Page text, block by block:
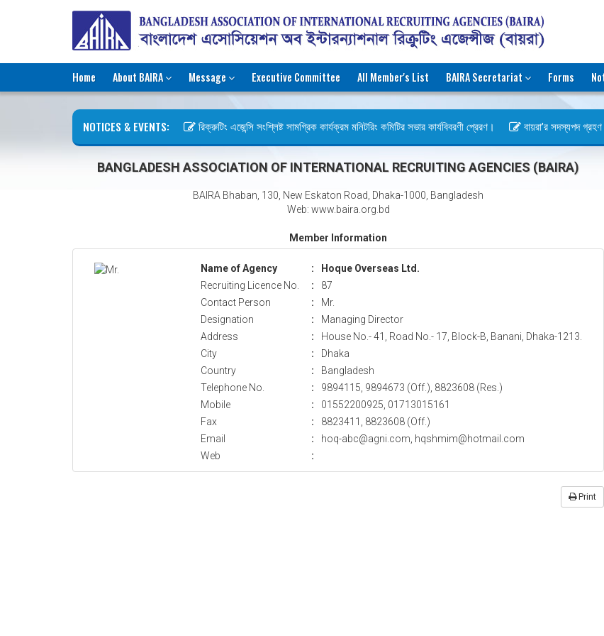
Home About BAIRA Message Executive Committee All Member's List BAIRA Secretariat Forms
NOTICES & EVENTS: রিক্রুটিং এজেন্সি সংশ্লিষ্ট সামগ্রিক কার্যক্রম মনিটরিং কমিটির সভার কার্যবিবরণী প্রেরণ। বায়রা’র সদস্যপদ গ্রহণ ও
BANGLADESH ASSOCIATION OF INTERNATIONAL RECRUITING AGENCIES (BAIRA)
BAIRA Bhaban, 130, New Eskaton Road, Dhaka-1000, Bangladesh
Web: www.baira.org.bd
Member Information
Name of Agency :
Hoque Overseas Ltd.
Recruiting Licence No.
:
87
Contact Person
:
Mr.
Designation
:
Managing Director
Address
:
House No.- 41, Road No.- 17, Block-B, Banani, Dhaka-1213.
City
:
Dhaka
Country
:
Bangladesh
Telephone No.
:
9894115, 9894673 (Off.), 8823608 (Res.)
Mobile
:
01552200925, 01713015161
Fax
:
8823411, 8823608 (Off.)
Email
:
hoq-abc@agni.com, hqshmim@hotmail.com
Web
:
Print